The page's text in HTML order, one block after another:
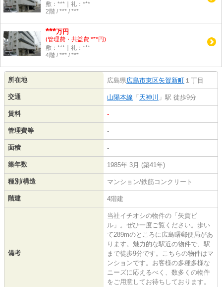
敷：***｜礼：***
2階 / *** / ***
***万円
(管理費・共益費 ***円)
敷：***｜礼：***
4階 / *** / ***
所在地 広島県広島市東区矢賀新町 １丁目
交通 山陽本線 「 天神川 」駅 徒歩9分
賃料 -
管理費等 -
面積 -
築年数 1985年 3月 (築41年)
種別/構造 マンション/鉄筋コンクリート
階建 4階建
備考
当社イチオシの物件の「矢賀ビ
ル」。ぜひ一度ご覧ください。歩い
て289mのところに広島曙郵便局があ
ります。魅力的な駅近の物件で、駅
まで徒歩9分です。こちらの物件はマ
ンションです。お客様の多種多様な
ニーズに応えるべく、数多くの物件
をご用意してお待ちしております。